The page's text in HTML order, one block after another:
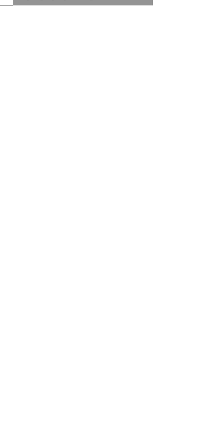
Следваща новина